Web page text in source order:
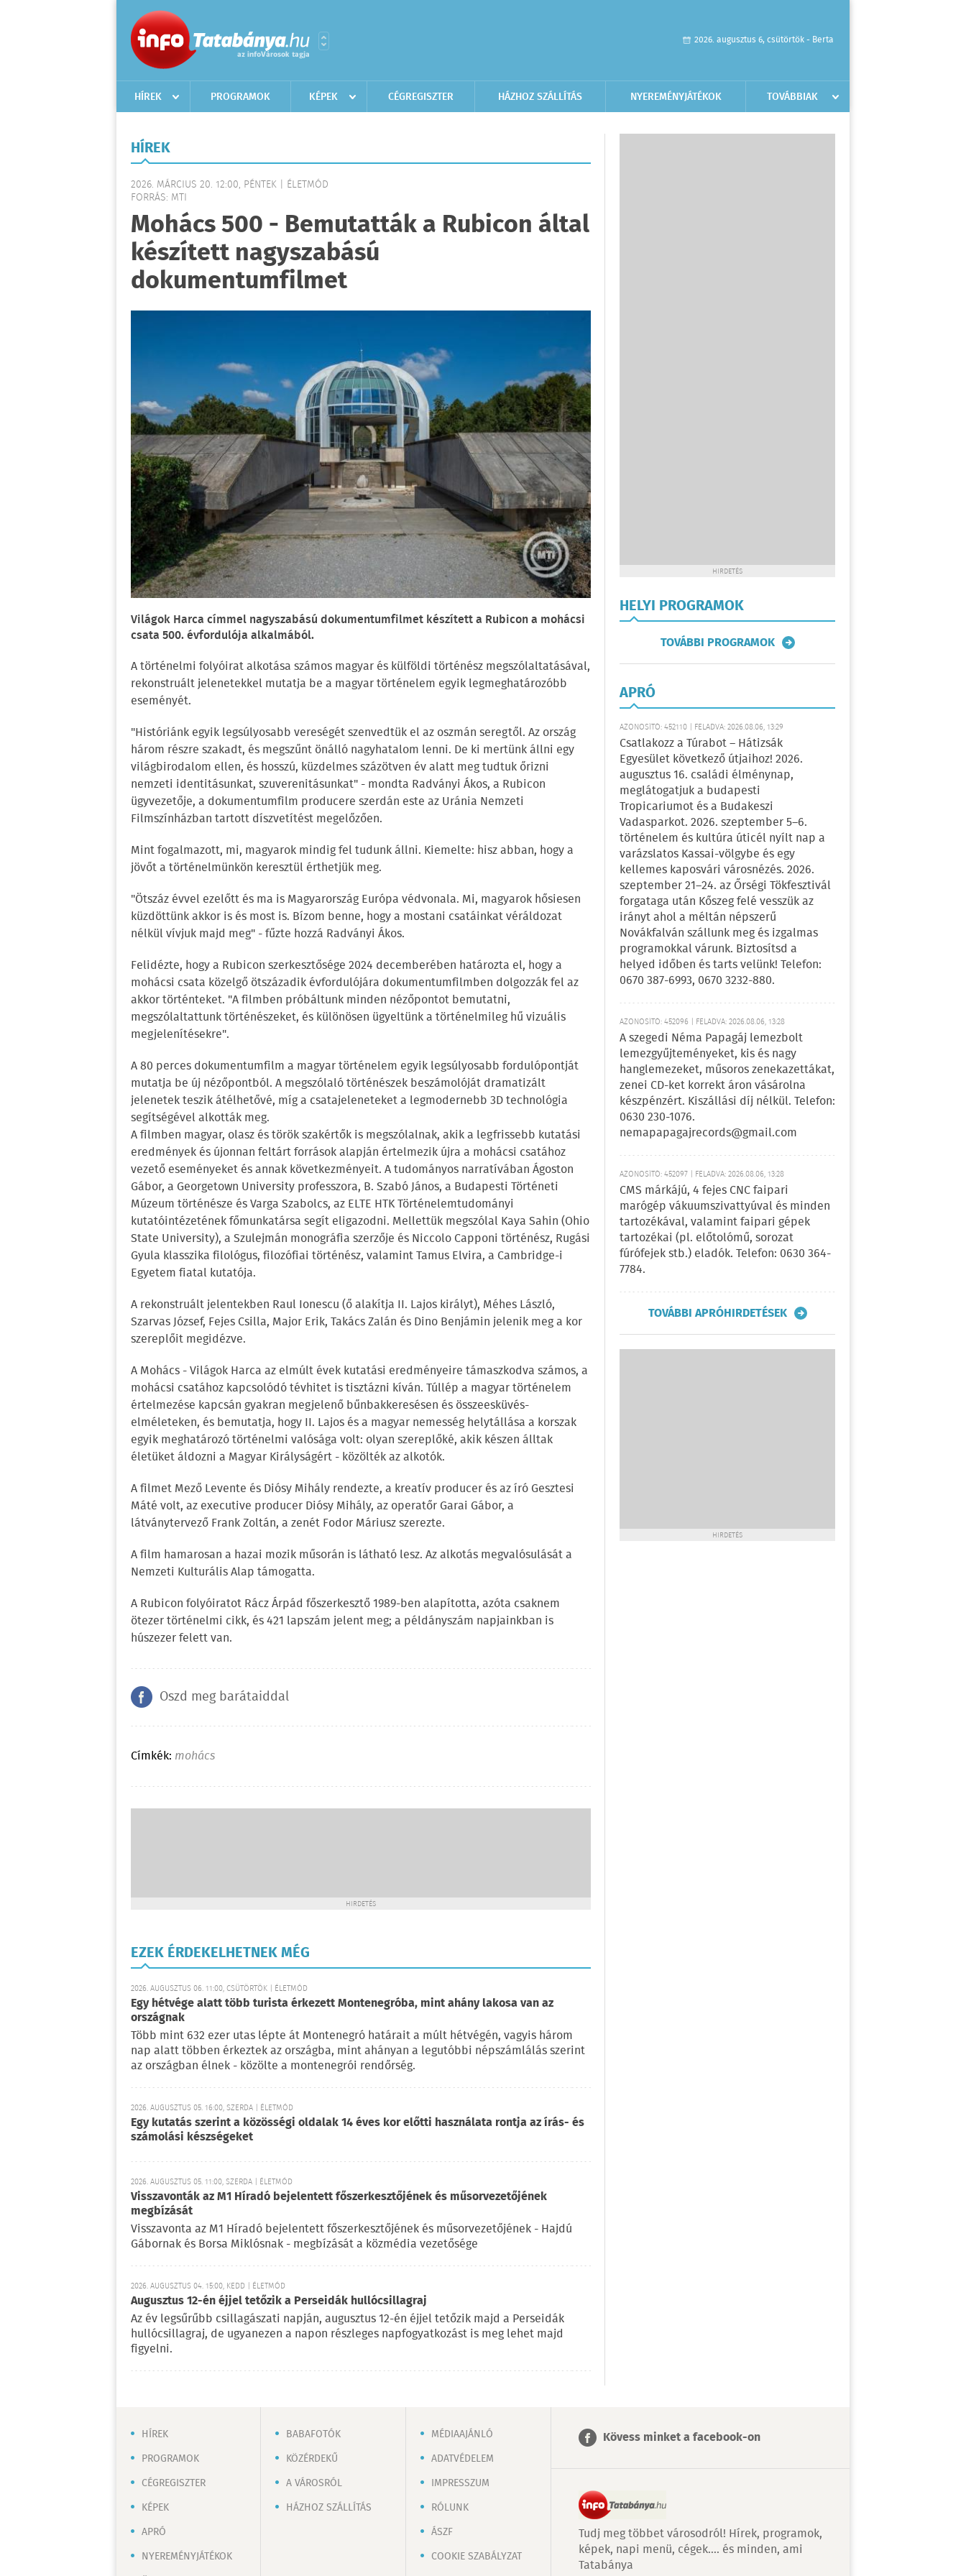
2026. augusztus 6, csütörtök - Berta
HÍREK PROGRAMOK KÉPEK CÉGREGISZTER HÁZHOZ SZÁLLÍTÁS NYEREMÉNYJÁTÉKOK TOVÁBBIAK
HÍREK
2026. MÁRCIUS 20. 12:00, PÉNTEK | ÉLETMÓD
FORRÁS: MTI
Mohács 500 - Bemutatták a Rubicon által
készített nagyszabású
dokumentumfilmet
Világok Harca címmel nagyszabású dokumentumfilmet készített a Rubicon a mohácsi
csata 500. évfordulója alkalmából.
A történelmi folyóirat alkotása számos magyar és külföldi történész megszólaltatásával,
rekonstruált jelenetekkel mutatja be a magyar történelem egyik legmeghatározóbb
eseményét.
"Históriánk egyik legsúlyosabb vereségét szenvedtük el az oszmán seregtől. Az ország
három részre szakadt, és megszűnt önálló nagyhatalom lenni. De ki mertünk állni egy
világbirodalom ellen, és hosszú, küzdelmes százötven év alatt meg tudtuk őrizni
nemzeti identitásunkat, szuverenitásunkat" - mondta Radványi Ákos, a Rubicon
ügyvezetője, a dokumentumfilm producere szerdán este az Uránia Nemzeti
Filmszínházban tartott díszvetítést megelőzően.
Mint fogalmazott, mi, magyarok mindig fel tudunk állni. Kiemelte: hisz abban, hogy a
jövőt a történelmünkön keresztül érthetjük meg.
"Ötszáz évvel ezelőtt és ma is Magyarország Európa védvonala. Mi, magyarok hősiesen
küzdöttünk akkor is és most is. Bízom benne, hogy a mostani csatáinkat véráldozat
nélkül vívjuk majd meg" - fűzte hozzá Radványi Ákos.
Felidézte, hogy a Rubicon szerkesztősége 2024 decemberében határozta el, hogy a
mohácsi csata közelgő ötszázadik évfordulójára dokumentumfilmben dolgozzák fel az
akkor történteket. "A filmben próbáltunk minden nézőpontot bemutatni,
megszólaltattunk történészeket, és különösen ügyeltünk a történelmileg hű vizuális
megjelenítésekre".
A 80 perces dokumentumfilm a magyar történelem egyik legsúlyosabb fordulópontját
mutatja be új nézőpontból. A megszólaló történészek beszámolóját dramatizált
jelenetek teszik átélhetővé, míg a csatajeleneteket a legmodernebb 3D technológia
segítségével alkották meg.
A filmben magyar, olasz és török szakértők is megszólalnak, akik a legfrissebb kutatási
eredmények és újonnan feltárt források alapján értelmezik újra a mohácsi csatához
vezető eseményeket és annak következményeit. A tudományos narratívában Ágoston
Gábor, a Georgetown University professzora, B. Szabó János, a Budapesti Történeti
Múzeum történésze és Varga Szabolcs, az ELTE HTK Történelemtudományi
kutatóintézetének főmunkatársa segít eligazodni. Mellettük megszólal Kaya Sahin (Ohio
State University), a Szulejmán monográfia szerzője és Niccolo Capponi történész, Rugási
Gyula klasszika filológus, filozófiai történész, valamint Tamus Elvira, a Cambridge-i
Egyetem fiatal kutatója.
A rekonstruált jelentekben Raul Ionescu (ő alakítja II. Lajos királyt), Méhes László,
Szarvas József, Fejes Csilla, Major Erik, Takács Zalán és Dino Benjámin jelenik meg a kor
szereplőit megidézve.
A Mohács - Világok Harca az elmúlt évek kutatási eredményeire támaszkodva számos, a
mohácsi csatához kapcsolódó tévhitet is tisztázni kíván. Túllép a magyar történelem
értelmezése kapcsán gyakran megjelenő bűnbakkeresésen és összeesküvés-
elméleteken, és bemutatja, hogy II. Lajos és a magyar nemesség helytállása a korszak
egyik meghatározó történelmi valósága volt: olyan szereplőké, akik készen álltak
életüket áldozni a Magyar Királyságért - közölték az alkotók.
A filmet Mező Levente és Diósy Mihály rendezte, a kreatív producer és az író Gesztesi
Máté volt, az executive producer Diósy Mihály, az operatőr Garai Gábor, a
látványtervező Frank Zoltán, a zenét Fodor Máriusz szerezte.
A film hamarosan a hazai mozik műsorán is látható lesz. Az alkotás megvalósulását a
Nemzeti Kulturális Alap támogatta.
A Rubicon folyóiratot Rácz Árpád főszerkesztő 1989-ben alapította, azóta csaknem
ötezer történelmi cikk, és 421 lapszám jelent meg; a példányszám napjainkban is
húszezer felett van.
Oszd meg barátaiddal
Címkék: mohács
HIRDETÉS
EZEK ÉRDEKELHETNEK MÉG
2026. AUGUSZTUS 06. 11:00, CSÜTÖRTÖK | ÉLETMÓD
Egy hétvége alatt több turista érkezett Montenegróba, mint ahány lakosa van az
országnak
Több mint 632 ezer utas lépte át Montenegró határait a múlt hétvégén, vagyis három
nap alatt többen érkeztek az országba, mint ahányan a legutóbbi népszámlálás szerint
az országban élnek - közölte a montenegrói rendőrség.
2026. AUGUSZTUS 05. 16:00, SZERDA | ÉLETMÓD
Egy kutatás szerint a közösségi oldalak 14 éves kor előtti használata rontja az írás- és
számolási készségeket
2026. AUGUSZTUS 05. 11:00, SZERDA | ÉLETMÓD
Visszavonták az M1 Híradó bejelentett főszerkesztőjének és műsorvezetőjének
megbízását
Visszavonta az M1 Híradó bejelentett főszerkesztőjének és műsorvezetőjének - Hajdú
Gábornak és Borsa Miklósnak - megbízását a közmédia vezetősége
2026. AUGUSZTUS 04. 15:00, KEDD | ÉLETMÓD
Augusztus 12-én éjjel tetőzik a Perseidák hullócsillagraj
Az év legsűrűbb csillagászati napján, augusztus 12-én éjjel tetőzik majd a Perseidák
hullócsillagraj, de ugyanezen a napon részleges napfogyatkozást is meg lehet majd
figyelni.
HIRDETÉS
HELYI PROGRAMOK
TOVÁBBI PROGRAMOK
APRÓ
AZONOSÍTÓ: 452110 | FELADVA: 2026.08.06, 13:29
Csatlakozz a Túrabot – Hátizsák
Egyesület következő útjaihoz! 2026.
augusztus 16. családi élménynap,
meglátogatjuk a budapesti
Tropicariumot és a Budakeszi
Vadasparkot. 2026. szeptember 5–6.
történelem és kultúra úticél nyílt nap a
varázslatos Kassai-völgybe és egy
kellemes kaposvári városnézés. 2026.
szeptember 21–24. az Őrségi Tökfesztivál
forgataga után Kőszeg felé vesszük az
irányt ahol a méltán népszerű
Novákfalván szállunk meg és izgalmas
programokkal várunk. Biztosítsd a
helyed időben és tarts velünk! Telefon:
0670 387-6993, 0670 3232-880.
AZONOSÍTÓ: 452096 | FELADVA: 2026.08.06, 13:28
A szegedi Néma Papagáj lemezbolt
lemezgyűjteményeket, kis és nagy
hanglemezeket, műsoros zenekazettákat,
zenei CD-ket korrekt áron vásárolna
készpénzért. Kiszállási díj nélkül. Telefon:
0630 230-1076.
nemapapagajrecords@gmail.com
AZONOSÍTÓ: 452097 | FELADVA: 2026.08.06, 13:28
CMS márkájú, 4 fejes CNC faipari
marógép vákuumszivattyúval és minden
tartozékával, valamint faipari gépek
tartozékai (pl. előtolómű, sorozat
fúrófejek stb.) eladók. Telefon: 0630 364-
7784.
TOVÁBBI APRÓHIRDETÉSEK
HIRDETÉS
HÍREK
PROGRAMOK
CÉGREGISZTER
KÉPEK
APRÓ
NYEREMÉNYJÁTÉKOK
BABAFOTÓK
KÖZÉRDEKŰ
A VÁROSRÓL
HÁZHOZ SZÁLLÍTÁS
MÉDIAAJÁNLÓ
ADATVÉDELEM
IMPRESSZUM
RÓLUNK
ÁSZF
COOKIE SZABÁLYZAT
Kövess minket a facebook-on
Tudj meg többet városodról! Hírek, programok,
képek, napi menü, cégek…. és minden, ami
Tatabánya